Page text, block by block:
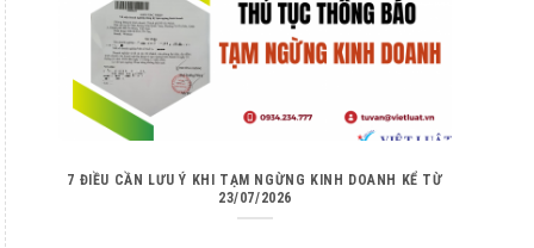
7 ĐIỀU CẦN LƯU Ý KHI TẠM NGỪNG KINH DOANH KỂ TỪ
23/07/2026